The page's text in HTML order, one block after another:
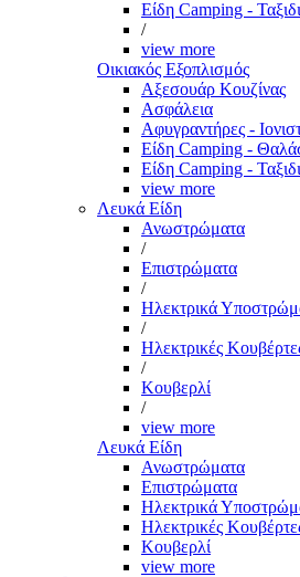
Είδη Camping -
/
view more
Οικιακός Εξοπλισμός
Αξεσουάρ Κουζίνας
Ασφάλεια
Αφυγραντήρες -
Είδη Camping -
Είδη Camping -
view more
Λευκά Είδη
Ανωστρώματα
/
Επιστρώματα
/
Ηλεκτρικά
/
Ηλεκτρικές
/
Κουβερλί
/
view more
Λευκά Είδη
Ανωστρώματα
Επιστρώματα
Ηλεκτρικά
Ηλεκτρικές
Κουβερλί
view more